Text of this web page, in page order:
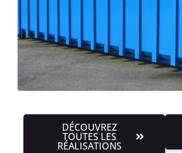
DÉCOUVREZ
TOUTES LES
RÉALISATIONS